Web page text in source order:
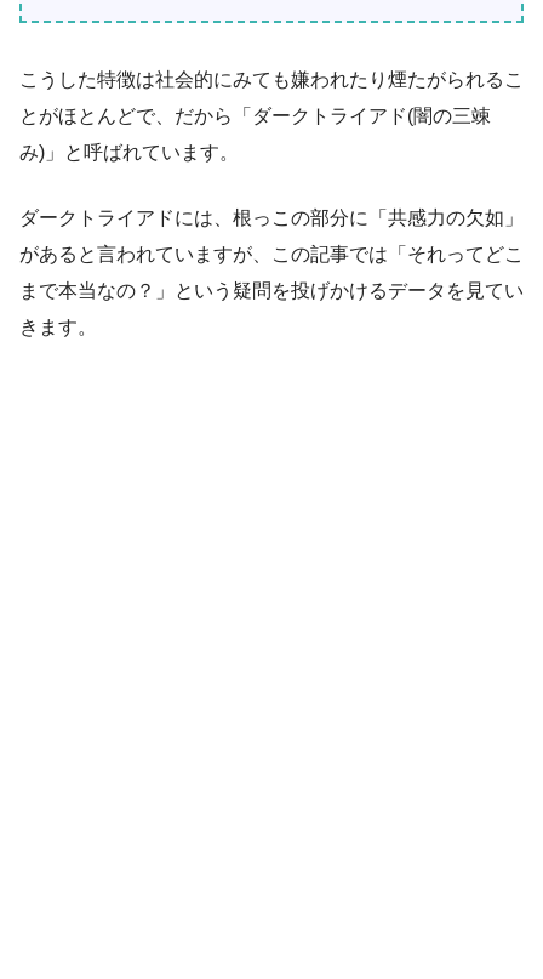
こうした特徴は社会的にみても嫌われたり煙たがられるこ
とがほとんどで、だから「ダークトライアド(闇の三竦
み)」と呼ばれています。
ダークトライアドには、根っこの部分に「共感力の欠如」
があると言われていますが、この記事では「それってどこ
まで本当なの？」という疑問を投げかけるデータを見てい
きます。